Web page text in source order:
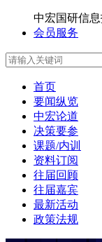
中宏国研信
会员服务
首页
要闻纵览
中宏论道
决策要参
课题/内训
资料订阅
往届回顾
往届嘉宾
最新活动
政策法规